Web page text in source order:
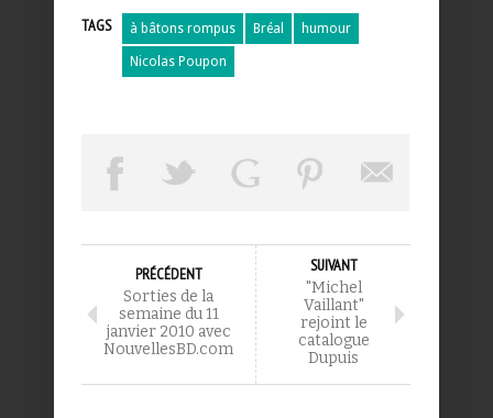
TAGS à bâtons rompus Bréal humour
Nicolas Poupon
PRÉCÉDENT
Sorties de la
semaine du 11
janvier 2010 avec
NouvellesBD.com
SUIVANT
"Michel
Vaillant"
rejoint le
catalogue
Dupuis